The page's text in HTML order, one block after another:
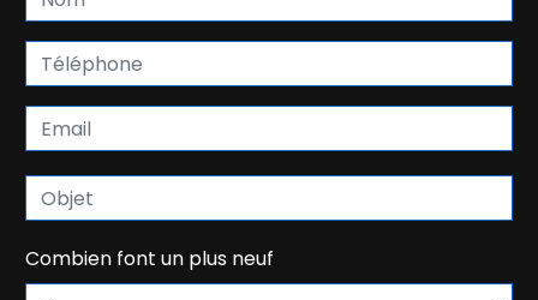
Combien font un plus neuf